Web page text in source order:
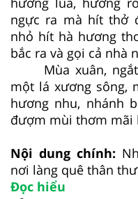
ngực ra mà hít thở
nhỏ hít hà hương
bắc ra và gọi cả nhà
Mùa xuân,
một lá xương sông,
hương nhu, nhánh
đượm mùi thơm mãi
Nội dung chính:
nơi làng quê thân
Đọc hiểu